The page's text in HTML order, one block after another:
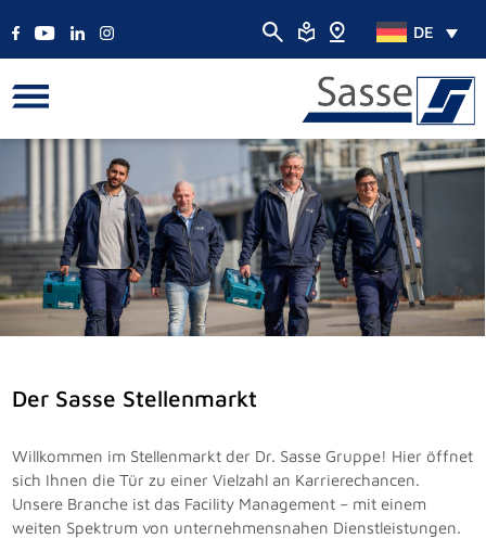
DE
Der Sasse Stellenmarkt
Willkommen im Stellenmarkt der Dr. Sasse Gruppe! Hier öffnet
sich Ihnen die Tür zu einer Vielzahl an Karrierechancen.
Unsere Branche ist das Facility Management – mit einem
weiten Spektrum von unternehmensnahen Dienstleistungen.